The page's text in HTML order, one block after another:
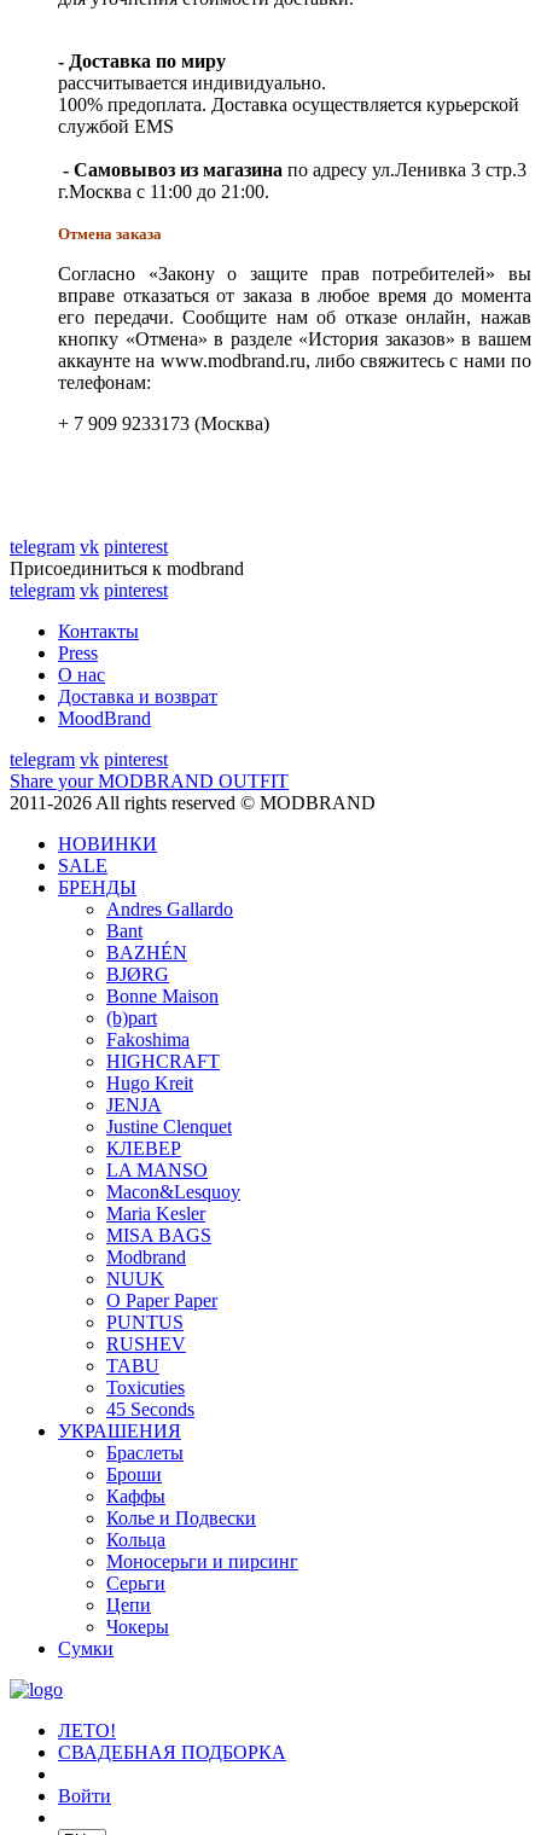
- Доставка по миру
рассчитывается индивидуально.
100% предоплата. Доставка осуществляется курьерской
службой EMS
- Самовывоз из магазина по адресу ул.Ленивка 3 стр.3
г.Москва с 11:00 до 21:00.
Отмена заказа
Согласно «Закону о защите прав потребителей» вы
вправе отказаться от заказа в любое время до момента
его передачи. Сообщите нам об отказе онлайн, нажав
кнопку «Отмена» в разделе «История заказов» в вашем
аккаунте на www.modbrand.ru, либо свяжитесь с нами по
телефонам:
+ 7 909 9233173 (Москва)
telegram vk pinterest
Присоединиться к modbrand
telegram vk pinterest
Контакты
Press
О нас
Доставка и возврат
MoodBrand
telegram vk pinterest
Share your MODBRAND OUTFIT
2011-2026 All rights reserved © MODBRAND
НОВИНКИ
SALE
БРЕНДЫ
Andres Gallardo
Bant
BAZHÉN
BJØRG
Bonne Maison
(b)part
Fakoshima
HIGHCRAFT
Hugo Kreit
JENJA
Justine Clenquet
КЛЕВЕР
LA MANSO
Macon&Lesquoy
Maria Kesler
MISA BAGS
Modbrand
NUUK
O Paper Paper
PUNTUS
RUSHEV
TABU
Toxicuties
45 Seconds
УКРАШЕНИЯ
Браслеты
Броши
Каффы
Колье и Подвески
Кольца
Моносерьги и пирсинг
Серьги
Цепи
Чокеры
Сумки
ЛЕТО!
СВАДЕБНАЯ ПОДБОРКА
Войти